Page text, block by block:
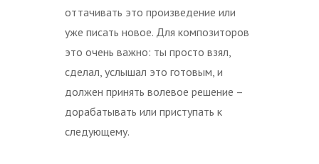
оттачивать это произведение или
уже писать новое. Для композиторов
это очень важно: ты просто взял,
сделал, услышал это готовым, и
должен принять волевое решение –
дорабатывать или приступать к
следующему.